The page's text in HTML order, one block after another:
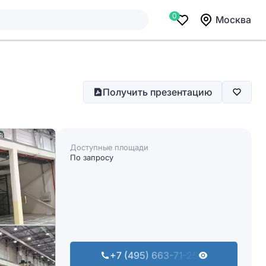
0 Москва
Получить презентацию
Доступные площади
По запросу
+7 (495) 663-71-25